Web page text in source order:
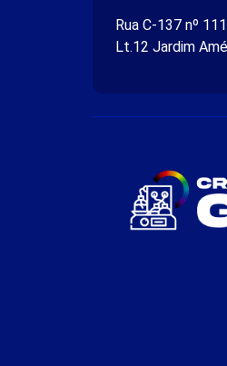
Rua C-137 nº
Lt.12 Jardim